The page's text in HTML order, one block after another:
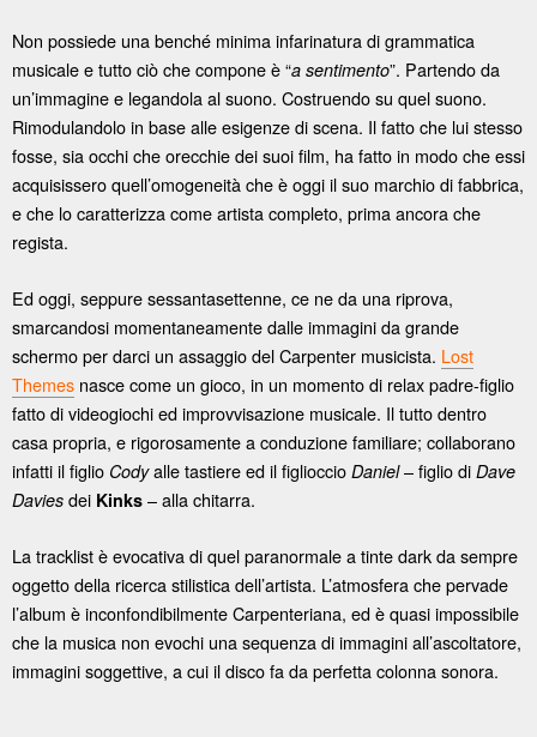
Non possiede una benché minima infarinatura di grammatica
musicale e tutto ciò che compone è “a sentimento”. Partendo da
un’immagine e legandola al suono. Costruendo su quel suono.
Rimodulandolo in base alle esigenze di scena. Il fatto che lui stesso
fosse, sia occhi che orecchie dei suoi film, ha fatto in modo che essi
acquisissero quell’omogeneità che è oggi il suo marchio di fabbrica,
e che lo caratterizza come artista completo, prima ancora che
regista.
Ed oggi, seppure sessantasettenne, ce ne da una riprova,
smarcandosi momentaneamente dalle immagini da grande
schermo per darci un assaggio del Carpenter musicista. Lost
Themes nasce come un gioco, in un momento di relax padre-figlio
fatto di videogiochi ed improvvisazione musicale. Il tutto dentro
casa propria, e rigorosamente a conduzione familiare; collaborano
infatti il figlio Codyalle tastiere ed il figlioccio Daniel– figlio di Dave
Davies dei Kinks – alla chitarra.
La tracklist è evocativa di quel paranormale a tinte dark da sempre
oggetto della ricerca stilistica dell’artista. L’atmosfera che pervade
l’album è inconfondibilmente Carpenteriana, ed è quasi impossibile
che la musica non evochi una sequenza di immagini all’ascoltatore,
immagini soggettive, a cui il disco fa da perfetta colonna sonora.